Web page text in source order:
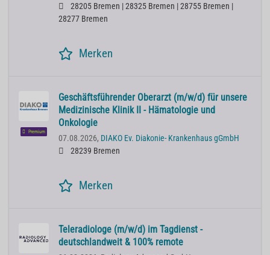
28205 Bremen | 28325 Bremen | 28755 Bremen |
28277 Bremen
Merken
Premium
Geschäftsführender Oberarzt (m/w/d) für unsere
Medizinische Klinik II - Hämatologie und
Onkologie
07.08.2026, DIAKO Ev. Diakonie- Krankenhaus gGmbH
28239 Bremen
Merken
Teleradiologe (m/w/d) im Tagdienst -
deutschlandweit & 100% remote